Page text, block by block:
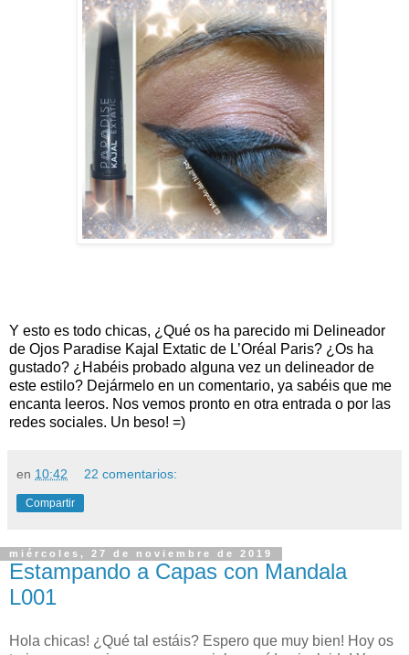
Y esto es todo chicas, ¿Qué os ha parecido mi Delineador
de Ojos Paradise Kajal Extatic de L’Oréal Paris? ¿Os ha
gustado? ¿Habéis probado alguna vez un delineador de
este estilo? Dejármelo en un comentario, ya sabéis que me
encanta leeros. Nos vemos pronto en otra entrada o por las
redes sociales. Un beso! =)
en 10:42 22 comentarios:
Compartir
miércoles, 27 de noviembre de 2019
Estampando a Capas con Mandala
L001
Hola chicas! ¿Qué tal estáis? Espero que muy bien! Hoy os